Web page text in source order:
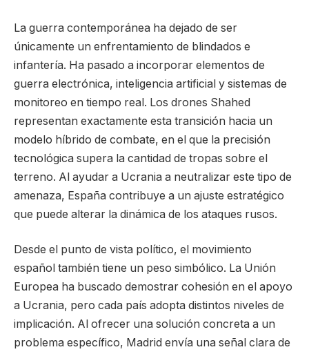
La guerra contemporánea ha dejado de ser
únicamente un enfrentamiento de blindados e
infantería. Ha pasado a incorporar elementos de
guerra electrónica, inteligencia artificial y sistemas de
monitoreo en tiempo real. Los drones Shahed
representan exactamente esta transición hacia un
modelo híbrido de combate, en el que la precisión
tecnológica supera la cantidad de tropas sobre el
terreno. Al ayudar a Ucrania a neutralizar este tipo de
amenaza, España contribuye a un ajuste estratégico
que puede alterar la dinámica de los ataques rusos.
Desde el punto de vista político, el movimiento
español también tiene un peso simbólico. La Unión
Europea ha buscado demostrar cohesión en el apoyo
a Ucrania, pero cada país adopta distintos niveles de
implicación. Al ofrecer una solución concreta a un
problema específico, Madrid envía una señal clara de